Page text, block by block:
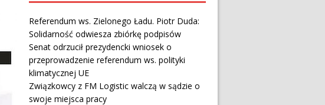
Referendum ws. Zielonego Ładu. Piotr Duda:
Solidarność odwiesza zbiórkę podpisów
Senat odrzucił prezydencki wniosek o
przeprowadzenie referendum ws. polityki
klimatycznej UE
Związkowcy z FM Logistic walczą w sądzie o
swoje miejsca pracy